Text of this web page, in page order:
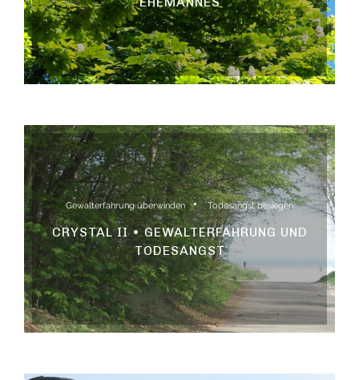
Gewalterfahrung überwinden Todesangst besiegen
CRYSTAL II • GEWALTERFAHRUNG UND
TODESANGST